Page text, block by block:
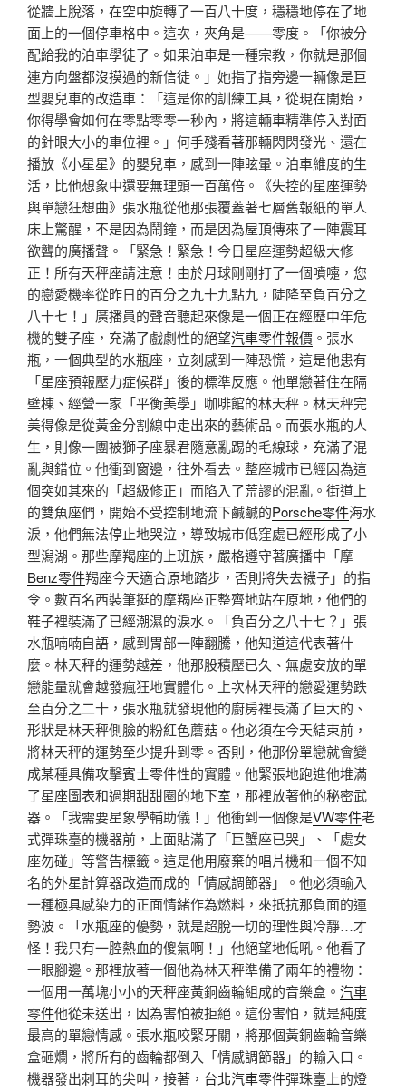
從牆上脫落，在空中旋轉了一百八十度，穩穩地停在了地
面上的一個停車格中。這次，夾角是——零度。「你被分
配給我的泊車學徒了。如果泊車是一種宗教，你就是那個
連方向盤都沒摸過的新信徒。」她指了指旁邊一輛像是巨
型嬰兒車的改造車：「這是你的訓練工具，從現在開始，
你得學會如何在零點零零一秒內，將這輛車精準停入對面
的針眼大小的車位裡。」何手殘看著那輛閃閃發光、還在
播放《小星星》的嬰兒車，感到一陣眩暈。泊車維度的生
活，比他想象中還要無理頭一百萬倍。《失控的星座運勢
與單戀狂想曲》張水瓶從他那張覆蓋著七層舊報紙的單人
床上驚醒，不是因為鬧鐘，而是因為屋頂傳來了一陣震耳
欲聾的廣播聲。「緊急！緊急！今日星座運勢超級大修
正！所有天秤座請注意！由於月球剛剛打了一個噴嚏，您
的戀愛機率從昨日的百分之九十九點九，陡降至負百分之
八十七！」廣播員的聲音聽起來像是一個正在經歷中年危
機的雙子座，充滿了戲劇性的絕望汽車零件報價 。張水
瓶，一個典型的水瓶座，立刻感到一陣恐慌，這是他患有
「星座預報壓力症候群」後的標準反應。他單戀著住在隔
壁棟、經營一家「平衡美學」咖啡館的林天秤。林天秤完
美得像是從黃金分割線中走出來的藝術品。而張水瓶的人
生，則像一團被獅子座暴君隨意亂踢的毛線球，充滿了混
亂與錯位。他衝到窗邊，往外看去。整座城市已經因為這
個突如其來的「超級修正」而陷入了荒謬的混亂。街道上
的雙魚座們，開始不受控制地流下鹹鹹的Porsche零件海水
淚，他們無法停止地哭泣，導致城市低窪處已經形成了小
型潟湖。那些摩羯座的上班族，嚴格遵守著廣播中「摩
Benz零件羯座今天適合原地踏步，否則將失去襪子」的指
令。數百名西裝筆挺的摩羯座正整齊地站在原地，他們的
鞋子裡裝滿了已經潮濕的淚水。「負百分之八十七？」張
水瓶喃喃自語，感到胃部一陣翻騰，他知道這代表著什
麼。林天秤的運勢越差，他那股積壓已久、無處安放的單
戀能量就會越發瘋狂地實體化。上次林天秤的戀愛運勢跌
至百分之二十，張水瓶就發現他的廚房裡長滿了巨大的、
形狀是林天秤側臉的粉紅色蘑菇。他必須在今天結束前，
將林天秤的運勢至少提升到零。否則，他那份單戀就會變
成某種具備攻擊賓士零件性的實體。他緊張地跑進他堆滿
了星座圖表和過期甜甜圈的地下室，那裡放著他的秘密武
器。「我需要星象學輔助儀！」他衝到一個像是VW零件老
式彈珠臺的機器前，上面貼滿了「巨蟹座已哭」、「處女
座勿碰」等警告標籤。這是他用廢棄的唱片機和一個不知
名的外星計算器改造而成的「情感調節器」。他必須輸入
一種極具感染力的正面情緒作為燃料，來抵抗那負面的運
勢波。「水瓶座的優勢，就是超脫一切的理性與冷靜…才
怪！我只有一腔熱血的傻氣啊！」他絕望地低吼。他看了
一眼腳邊。那裡放著一個他為林天秤準備了兩年的禮物：
一個用一萬塊小小的天秤座黃銅齒輪組成的音樂盒。 汽車
零件他從未送出，因為害怕被拒絕。這份害怕，就是純度
最高的單戀情感。張水瓶咬緊牙關，將那個黃銅齒輪音樂
盒砸爛，將所有的齒輪都倒入「情感調節器」的輸入口。
機器發出刺耳的尖叫，接著， 台北汽車零件彈珠臺上的燈